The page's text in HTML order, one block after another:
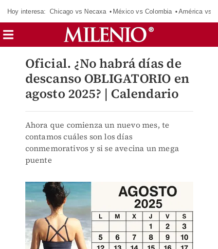
Hoy interesa: Chicago vs Necaxa México vs Colombia América vs
Oficial. ¿No habrá días de
descanso OBLIGATORIO en
agosto 2025? | Calendario
Ahora que comienza un nuevo mes, te
contamos cuáles son los días
conmemorativos y si se avecina un mega
puente